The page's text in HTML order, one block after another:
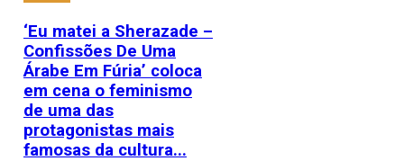
‘Eu matei a Sherazade –
Confissões De Uma
Árabe Em Fúria’ coloca
em cena o feminismo
de uma das
protagonistas mais
famosas da cultura...